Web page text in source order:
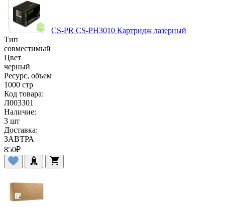
CS-PR CS-PH3010 Картридж лазерный
Тип
совместимый
Цвет
черный
Ресурс, объем
1000 стр
Код товара:
Л003301
Наличие:
3 шт
Доставка:
ЗАВТРА
850₽